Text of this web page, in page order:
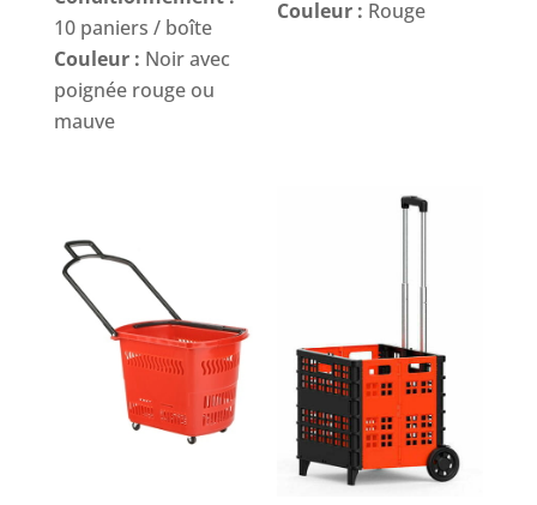
10 paniers / boîte
Couleur : Noir avec
poignée rouge ou
mauve
Couleur : Rouge